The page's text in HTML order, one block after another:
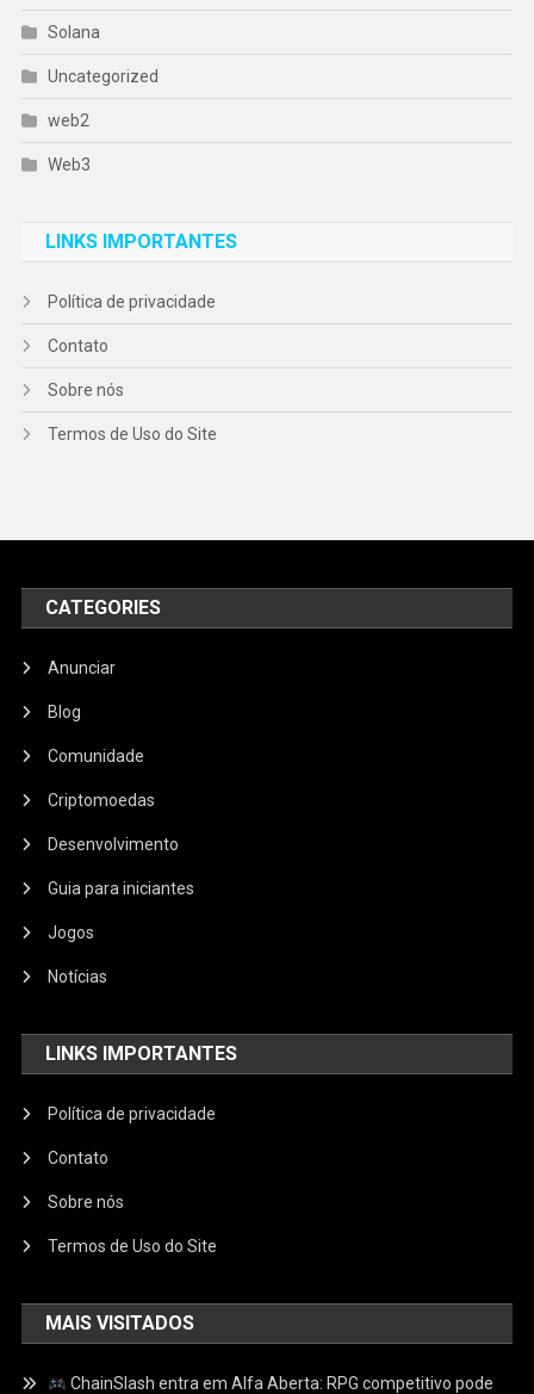
Solana
Uncategorized
web2
Web3
LINKS IMPORTANTES
Política de privacidade
Contato
Sobre nós
Termos de Uso do Site
CATEGORIES
Anunciar
Blog
Comunidade
Criptomoedas
Desenvolvimento
Guia para iniciantes
Jogos
Notícias
LINKS IMPORTANTES
Política de privacidade
Contato
Sobre nós
Termos de Uso do Site
MAIS VISITADOS
ChainSlash entra em Alfa Aberta: RPG competitivo pode